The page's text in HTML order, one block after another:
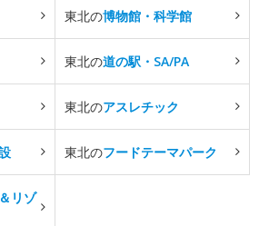
東北の博物館・科学館
東北の道の駅・SA/PA
東北のアスレチック
東北のフードテーマパーク
リゾ